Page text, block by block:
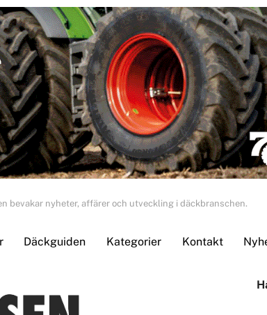
bevakar nyheter, affärer och utveckling i däckbranschen.
Däckguiden Kategorier Kontakt